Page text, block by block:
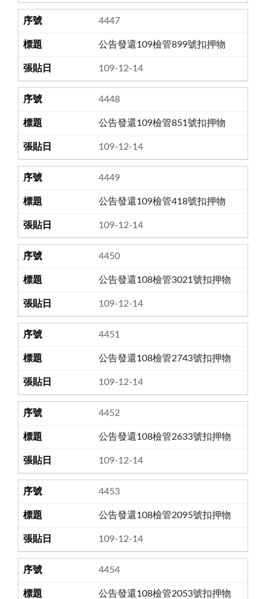
4447
公告發還109檢管899號扣押物
109-12-14
4448
公告發還109檢管851號扣押物
109-12-14
4449
公告發還109檢管418號扣押物
109-12-14
4450
公告發還108檢管3021號扣押物
109-12-14
4451
公告發還108檢管2743號扣押物
109-12-14
4452
公告發還108檢管2633號扣押物
109-12-14
4453
公告發還108檢管2095號扣押物
109-12-14
4454
公告發還108檢管2053號扣押物